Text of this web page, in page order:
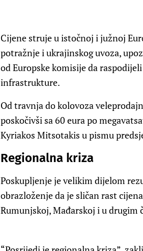
Cijene struje u istočnoj i južnoj
potražnje i ukrajinskog uvoza,
od Europske komisije da
infrastrukture.
Od travnja do kolovoza
poskočivši sa 60 eura po
Kyriakos Mitsotakis u pismu
Regionalna kriza
Poskupljenje je velikim dijelom
obrazloženje da je sličan rast
Rumunjskoj, Mađarskoj i u drugim